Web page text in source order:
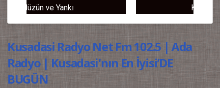
Kusadasi Radyo Net Fm 102.5 | Ada
Radyo | Kusadasi'nın En İyisi’DE
BUGÜN